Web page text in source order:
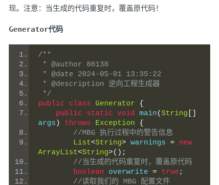
现。注意：当生成的代码重复时，覆盖原代码！
Generator代码
/**
* @author 86138
* @date 2024-05-01 13:35:22
* @description 逆向工程生成器
*/
public
class Generator
{
public
static void main(String
args ) throws Exception
{
//MBG 执行过程中的警告信息
List<String> warnings = new
ArrayList<String>();
//当生成的代码重复时，覆盖原代码
boolean overwrite = true ;
//读取我们的 MBG 配置文件